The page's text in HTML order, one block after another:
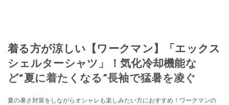
着る方が涼しい【ワークマン】「エックス
シェルターシャツ」！気化冷却機能な
ど“夏に着たくなる”長袖で猛暑を凌ぐ
夏の暑さ対策をしながらオシャレも楽しみたい方におすすめ！ワークマンの